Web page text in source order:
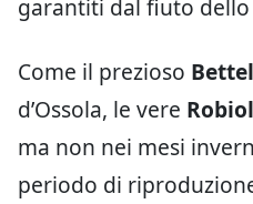
garantiti dal fiuto
Come il prezioso
d’Ossola, le vere
ma non nei mesi
periodo di